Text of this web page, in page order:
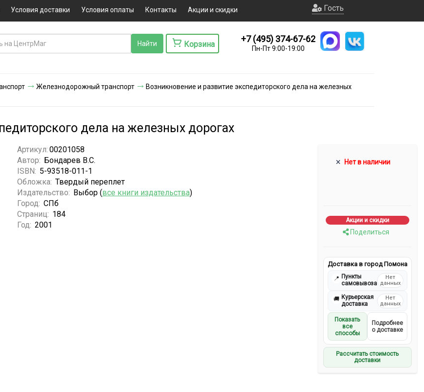
Условия доставки Условия оплаты Контакты Акции и скидки Гость
Корзина
+7 (495) 374-67-62
Пн-Пт 9:00-19:00
Железнодорожный транспорт
Возникновение и развитие экспедиторского дела на железных
дела на железных дорогах
Нет в наличии
Акции и скидки
Поделиться
Доставка в город Помона
📍 Пункты
самовывоза
Нет
данных
🚚 Курьерская
доставка
Нет
данных
Показать
все
способы
Подробнее
о доставке
Рассчитать стоимость
доставки
Артикул: 00201058
Автор: Бондарев В.С.
ISBN: 5-93518-011-1
Обложка: Твердый переплет
Издательство: Выбор (все книги издательства)
Город: СПб
Страниц: 184
Год: 2001